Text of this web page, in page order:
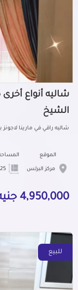
الشيخ
شاليه راقي في مارينا لاجونز
الموقع
مركز البرلس
4,950,000 جنيه
للبيع